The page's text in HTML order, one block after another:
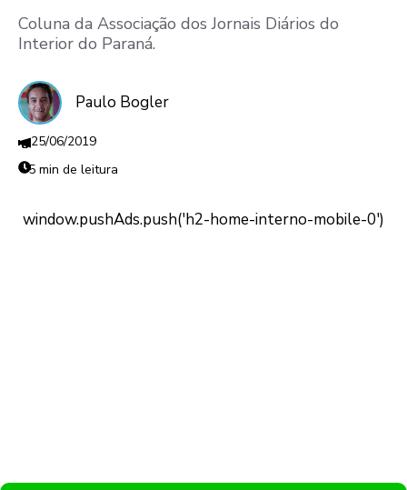
Coluna da Associação dos Jornais Diários do
Interior do Paraná.
Paulo Bogler
25/06/2019
5 min de leitura